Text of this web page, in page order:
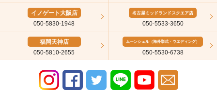
イノゲート大阪店
050-5830-1948
名古屋ミッドランドスクエア店
050-5533-3650
福岡天神店
050-5810-2655
ムーンシェル（海外挙式・ウエディング）
050-5530-6738